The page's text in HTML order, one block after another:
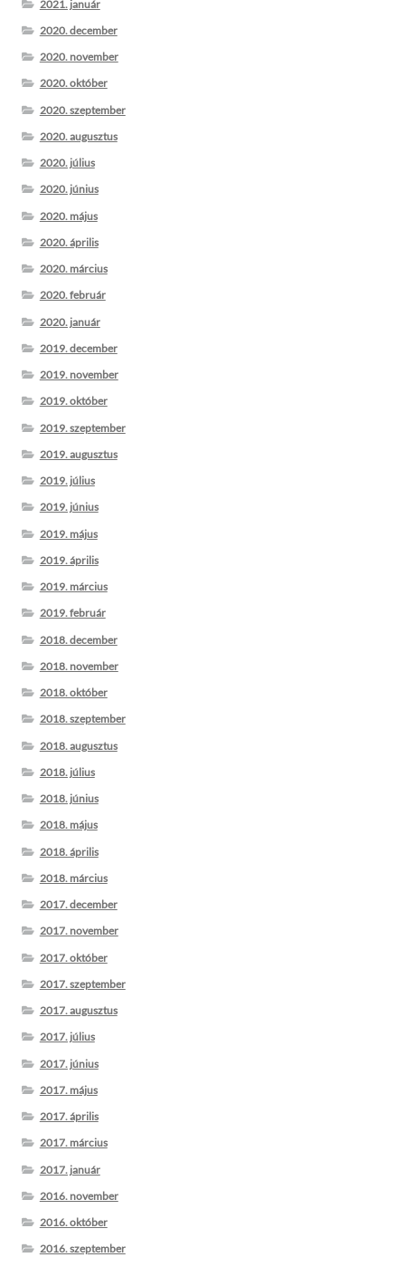
2021. január
2020. december
2020. november
2020. október
2020. szeptember
2020. augusztus
2020. július
2020. június
2020. május
2020. április
2020. március
2020. február
2020. január
2019. december
2019. november
2019. október
2019. szeptember
2019. augusztus
2019. július
2019. június
2019. május
2019. április
2019. március
2019. február
2018. december
2018. november
2018. október
2018. szeptember
2018. augusztus
2018. július
2018. június
2018. május
2018. április
2018. március
2017. december
2017. november
2017. október
2017. szeptember
2017. augusztus
2017. július
2017. június
2017. május
2017. április
2017. március
2017. január
2016. november
2016. október
2016. szeptember